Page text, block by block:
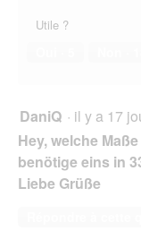
Utile ?
DaniQ · il y a 17
Hey, welche
benötige eins in
Liebe Grüße